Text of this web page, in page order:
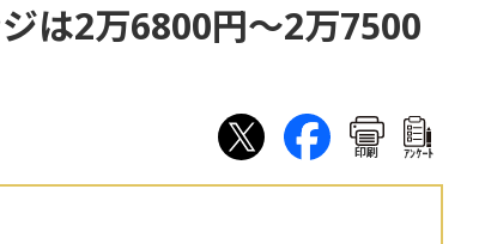
は2万6800円～2万7500
印刷 ｱﾝｹｰﾄ